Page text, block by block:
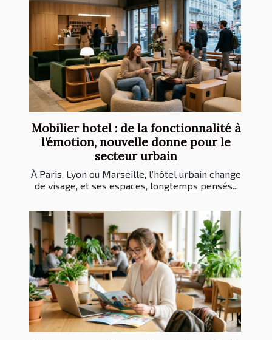
Mobilier hotel : de la fonctionnalité à
l’émotion, nouvelle donne pour le
secteur urbain
À Paris, Lyon ou Marseille, l’hôtel urbain change
de visage, et ses espaces, longtemps pensés...